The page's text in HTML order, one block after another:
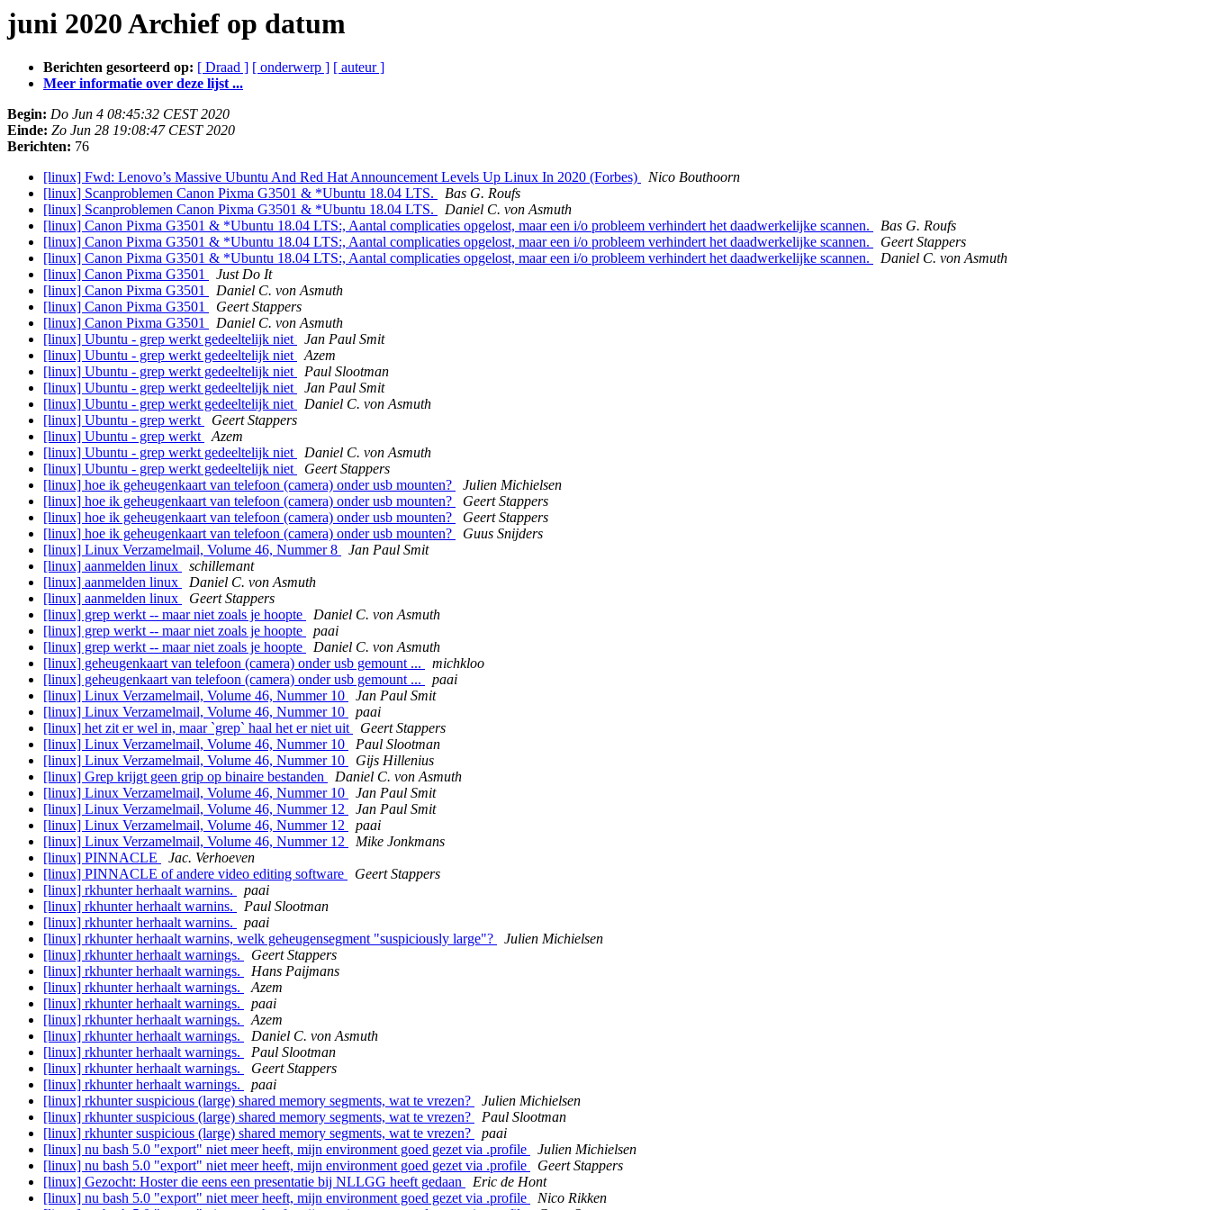
juni 2020 Archief op datum
Berichten gesorteerd op: [ Draad ] [ onderwerp ] [ auteur ]
Meer informatie over deze lijst ...
Begin: Do Jun 4 08:45:32 CEST 2020
Einde: Zo Jun 28 19:08:47 CEST 2020
Berichten: 76
[linux] Fwd: Lenovo’s Massive Ubuntu And Red Hat Announcement Levels Up Linux In 2020 (Forbes)
Nico Bouthoorn
[linux] Scanproblemen Canon Pixma G3501 & *Ubuntu 18.04 LTS.
Bas G. Roufs
[linux] Scanproblemen Canon Pixma G3501 & *Ubuntu 18.04 LTS.
Daniel C. von Asmuth
[linux] Canon Pixma G3501 & *Ubuntu 18.04 LTS:, Aantal complicaties opgelost, maar een i/o probleem verhindert het daadwerkelijke scannen.
Bas G. Roufs
[linux] Canon Pixma G3501 & *Ubuntu 18.04 LTS:, Aantal complicaties opgelost, maar een i/o probleem verhindert het daadwerkelijke scannen.
Geert Stappers
[linux] Canon Pixma G3501 & *Ubuntu 18.04 LTS:, Aantal complicaties opgelost, maar een i/o probleem verhindert het daadwerkelijke scannen.
Daniel C. von Asmuth
[linux] Canon Pixma G3501
Just Do It
[linux] Canon Pixma G3501
Daniel C. von Asmuth
[linux] Canon Pixma G3501
Geert Stappers
[linux] Canon Pixma G3501
Daniel C. von Asmuth
[linux] Ubuntu - grep werkt gedeeltelijk niet
Jan Paul Smit
[linux] Ubuntu - grep werkt gedeeltelijk niet
Azem
[linux] Ubuntu - grep werkt gedeeltelijk niet
Paul Slootman
[linux] Ubuntu - grep werkt gedeeltelijk niet
Jan Paul Smit
[linux] Ubuntu - grep werkt gedeeltelijk niet
Daniel C. von Asmuth
[linux] Ubuntu - grep werkt
Geert Stappers
[linux] Ubuntu - grep werkt
Azem
[linux] Ubuntu - grep werkt gedeeltelijk niet
Daniel C. von Asmuth
[linux] Ubuntu - grep werkt gedeeltelijk niet
Geert Stappers
[linux] hoe ik geheugenkaart van telefoon (camera) onder usb mounten?
Julien Michielsen
[linux] hoe ik geheugenkaart van telefoon (camera) onder usb mounten?
Geert Stappers
[linux] hoe ik geheugenkaart van telefoon (camera) onder usb mounten?
Geert Stappers
[linux] hoe ik geheugenkaart van telefoon (camera) onder usb mounten?
Guus Snijders
[linux] Linux Verzamelmail, Volume 46, Nummer 8
Jan Paul Smit
[linux] aanmelden linux
schillemant
[linux] aanmelden linux
Daniel C. von Asmuth
[linux] aanmelden linux
Geert Stappers
[linux] grep werkt -- maar niet zoals je hoopte
Daniel C. von Asmuth
[linux] grep werkt -- maar niet zoals je hoopte
paai
[linux] grep werkt -- maar niet zoals je hoopte
Daniel C. von Asmuth
[linux] geheugenkaart van telefoon (camera) onder usb gemount ...
michkloo
[linux] geheugenkaart van telefoon (camera) onder usb gemount ...
paai
[linux] Linux Verzamelmail, Volume 46, Nummer 10
Jan Paul Smit
[linux] Linux Verzamelmail, Volume 46, Nummer 10
paai
[linux] het zit er wel in, maar `grep` haal het er niet uit
Geert Stappers
[linux] Linux Verzamelmail, Volume 46, Nummer 10
Paul Slootman
[linux] Linux Verzamelmail, Volume 46, Nummer 10
Gĳs Hillenius
[linux] Grep krijgt geen grip op binaire bestanden
Daniel C. von Asmuth
[linux] Linux Verzamelmail, Volume 46, Nummer 10
Jan Paul Smit
[linux] Linux Verzamelmail, Volume 46, Nummer 12
Jan Paul Smit
[linux] Linux Verzamelmail, Volume 46, Nummer 12
paai
[linux] Linux Verzamelmail, Volume 46, Nummer 12
Mike Jonkmans
[linux] PINNACLE
Jac. Verhoeven
[linux] PINNACLE of andere video editing software
Geert Stappers
[linux] rkhunter herhaalt warnins.
paai
[linux] rkhunter herhaalt warnins.
Paul Slootman
[linux] rkhunter herhaalt warnins.
paai
[linux] rkhunter herhaalt warnins, welk geheugensegment "suspiciously large"?
Julien Michielsen
[linux] rkhunter herhaalt warnings.
Geert Stappers
[linux] rkhunter herhaalt warnings.
Hans Paijmans
[linux] rkhunter herhaalt warnings.
Azem
[linux] rkhunter herhaalt warnings.
paai
[linux] rkhunter herhaalt warnings.
Azem
[linux] rkhunter herhaalt warnings.
Daniel C. von Asmuth
[linux] rkhunter herhaalt warnings.
Paul Slootman
[linux] rkhunter herhaalt warnings.
Geert Stappers
[linux] rkhunter herhaalt warnings.
paai
[linux] rkhunter suspicious (large) shared memory segments, wat te vrezen?
Julien Michielsen
[linux] rkhunter suspicious (large) shared memory segments, wat te vrezen?
Paul Slootman
[linux] rkhunter suspicious (large) shared memory segments, wat te vrezen?
paai
[linux] nu bash 5.0 "export" niet meer heeft, mijn environment goed gezet via .profile
Julien Michielsen
[linux] nu bash 5.0 "export" niet meer heeft, mijn environment goed gezet via .profile
Geert Stappers
[linux] Gezocht: Hoster die eens een presentatie bij NLLGG heeft gedaan
Eric de Hont
[linux] nu bash 5.0 "export" niet meer heeft, mijn environment goed gezet via .profile
Nico Rikken